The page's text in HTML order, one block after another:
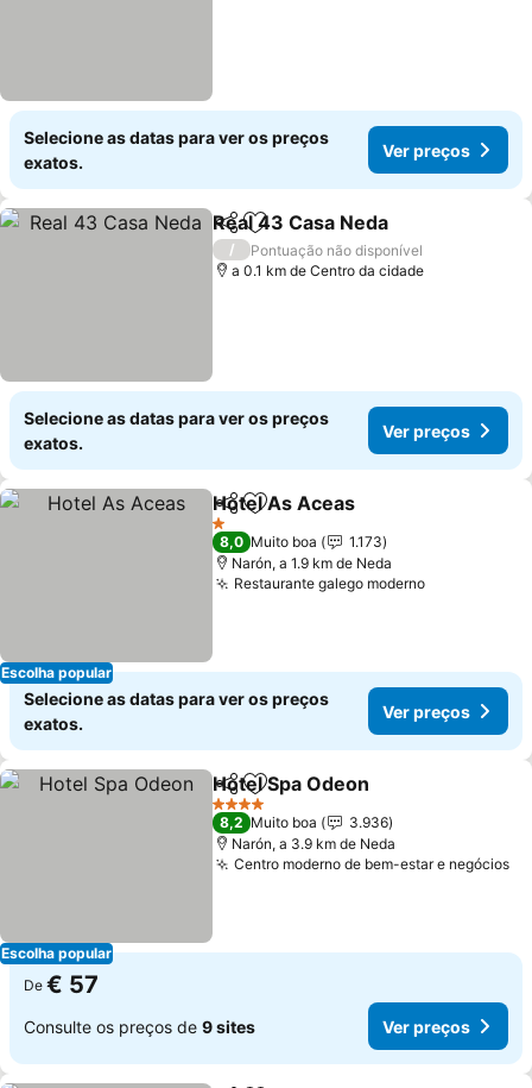
Selecione as datas para ver os preços
exatos.
Ver preços
PartilharAdicionar aos favoritos
Real 43 Casa Neda
/
Pontuação não disponível
a 0.1 km de Centro da cidade
Selecione as datas para ver os preços
exatos.
Ver preços
Escolha popular
PartilharAdicionar aos favoritos
Hotel As Aceas
1 Estrelas
8,0 Muito boa
1.173
Narón, a 1.9 km de Neda
Restaurante galego modernoVer preços
Selecione as datas para ver os preços
exatos.
Ver preços
Escolha popular
PartilharAdicionar aos favoritos
Hotel Spa Odeon
4 Estrelas
8,2 Muito boa
3.936
Narón, a 3.9 km de Neda
Centro moderno de bem-estar e negócios
De € 57
Consulte os preços de 9 sites Ver preços